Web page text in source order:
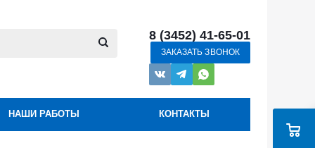
8 (3452) 41-65-01
ЗАКАЗАТЬ ЗВОНОК
НАШИ РАБОТЫ КОНТАКТЫ